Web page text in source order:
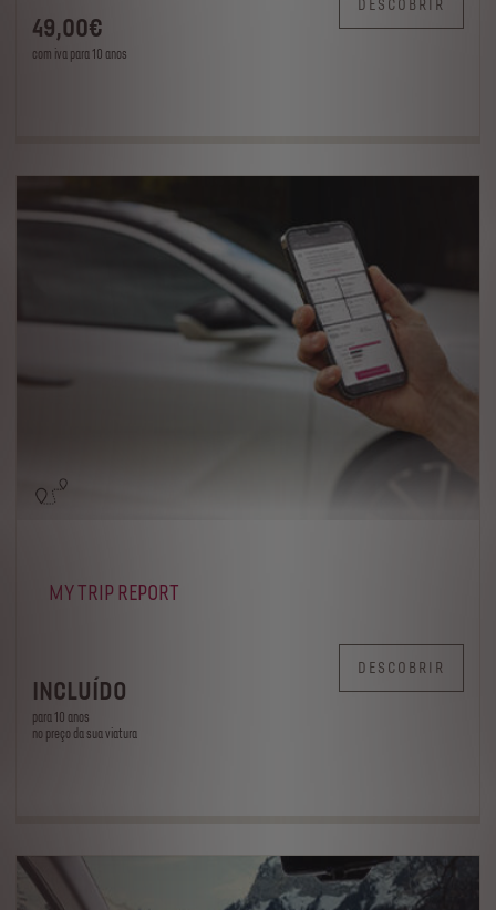
49,00€
com iva para 10 anos
DESCOBRIR
MY TRIP REPORT
INCLUÍDO
para 10 anos
no preço da sua viatura
DESCOBRIR